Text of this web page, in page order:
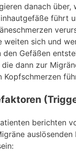
danach über,
führt
weiten sich und
den Gefäßen
dann zur
Kopfschmerzen
berichten
auslösenden